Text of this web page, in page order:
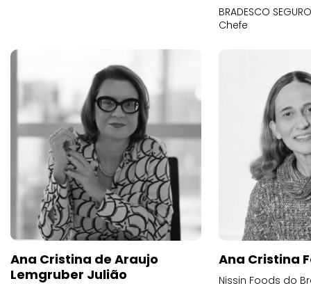
BRADESCO
Chefe
Ana Cristina de Araujo
Lemgruber Julião
Ana Cristina
Nissin Foods do